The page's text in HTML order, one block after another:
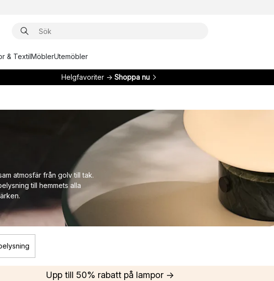
& TextilMöblerUtemöbler
Helgfavoriter → Shoppa nu
atmosfär från golv till tak.
till hemmets alla
Upp till 50% rabatt på lampor →